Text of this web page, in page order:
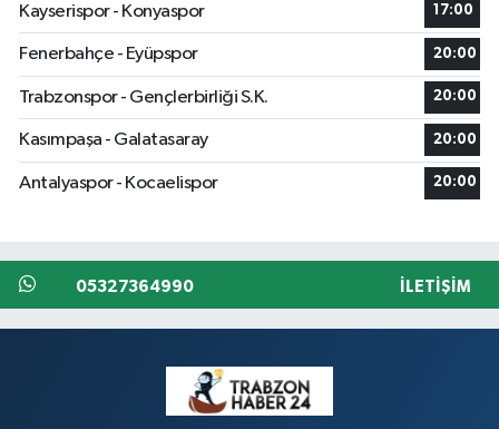
Kayserispor - Konyaspor
17:00
Fenerbahçe - Eyüpspor 20:00
Trabzonspor - Gençlerbirliği S.K. 20:00
Kasımpaşa - Galatasaray 20:00
Antalyaspor - Kocaelispor 20:00
05327364990 İLETIŞIM